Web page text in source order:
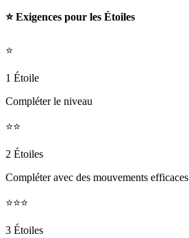
⭐ Exigences pour les Étoiles
⭐
1 Étoile
Compléter le niveau
⭐⭐
2 Étoiles
Compléter avec des mouvements efficaces
⭐⭐⭐
3 Étoiles